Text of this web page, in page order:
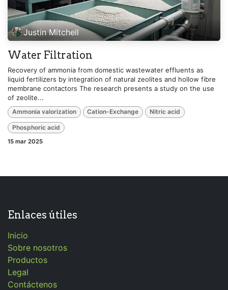
Justin Mitchell
Water Filtration
Recovery of ammonia from domestic wastewater effluents as
liquid fertilizers by integration of natural zeolites and hollow fibre
membrane contactors The research presents a study on the use
of zeolite...
Ammonia valorization Cation-Exchange Nitric acid
Phosphoric acid
15 mar 2025
Enlaces útiles
Inicio
Sobre nosotros
Productos
Legal
Contáctenos